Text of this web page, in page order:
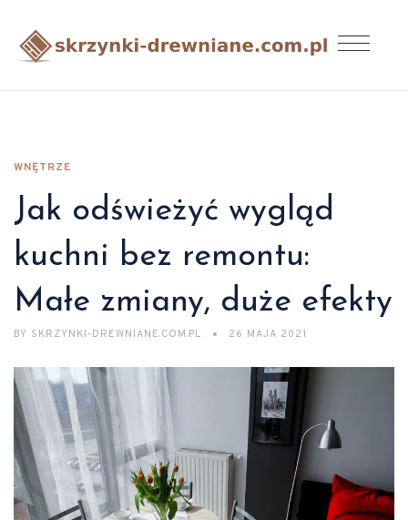
WNĘTRZE
Jak odświeżyć wygląd
kuchni bez remontu:
Małe zmiany, duże efekty
BY SKRZYNKI-DREWNIANE.COM.PL 26 MAJA 2021